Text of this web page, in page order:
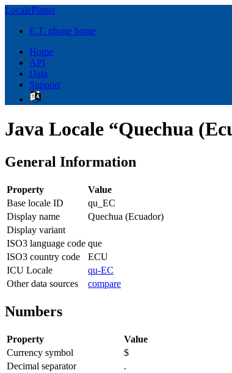
LocalePlanet
E.T. phone home
Home
API
Data
Support
Java Locale “Quechua
General Information
Property
Value
Base locale ID
qu_EC
Display name
Quechua (Ecuador)
Display variant
ISO3 language code que
ISO3 country code
ECU
ICU Locale
qu-EC
Other data sources
compare
Numbers
Property
Value
Currency symbol
$
Decimal separator
.